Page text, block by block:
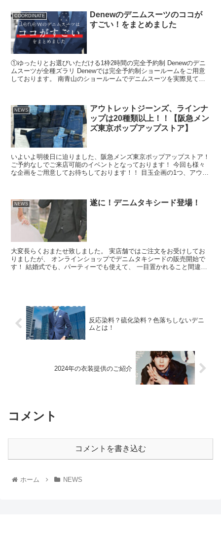
COORDINATE
Denewのデニムスーツのココが
すごい！をまとめました
①ゆったりとお選びいただける1枠2時間の完全予約制 Denewのデニ
ムスーツが全種ズラリ Denewでは完全予約制ショールームをご用意
しております。 南青山のショールームでデニムスーツを実際見てお
NEWS
アウトレットジーンズ、ラインナ
ップは20種類以上！！【阪急メン
ズ東京ポップアップストア】
いよいよ明後日に迫りました、阪急メンズ東京ポップアップストア！
ご予約なしでご来店可能のイベントとなっております！ 今回も様々
な企画をご用意してお待ちしております！！ 目玉企画の1つ、アウト
NEWS 遂に！デニムタキシード登場！
大変長らくおまたせ致しました。 実店舗ではご注文をお受けしてお
りましたが、 オンラインショップでデニムタキシードの販売開始で
す！ 結婚式でも、パーティーでも使えて、 一目置かれること間違い
反応染料？硫化染料？色落ちしないデニ
ムとは！
2024年の衣装提供のご紹介
コメント
コメントを書き込む
ホーム NEWS